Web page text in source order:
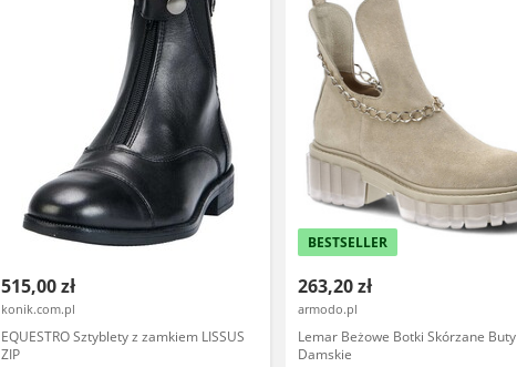
515,00 zł
konik.com.pl
EQUESTRO Sztyblety z zamkiem LISSUS
ZIP
BESTSELLER
263,20 zł
armodo.pl
Lemar Beżowe Botki Skórzane Buty
Damskie